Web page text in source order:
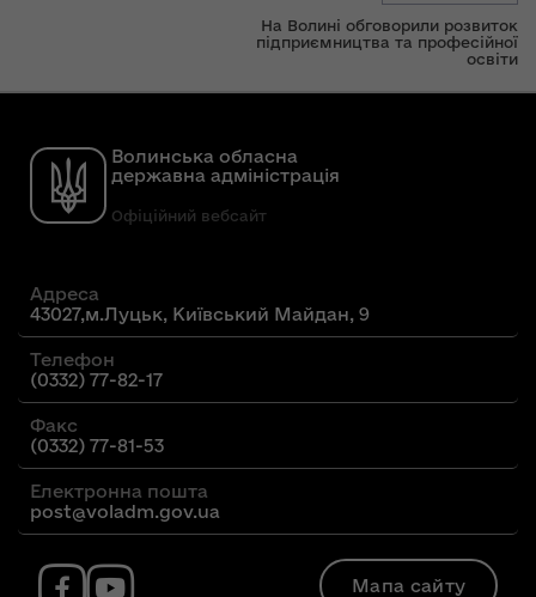
На Волині обговорили розвиток
підприємництва та професійної
освіти
Волинська обласна
державна адміністрація
Офіційний вебсайт
Адреса
43027,м.Луцьк, Київський Майдан, 9
Телефон
(0332) 77-82-17
Факс
(0332) 77-81-53
Електронна пошта
post@voladm.gov.ua
Мапа сайту